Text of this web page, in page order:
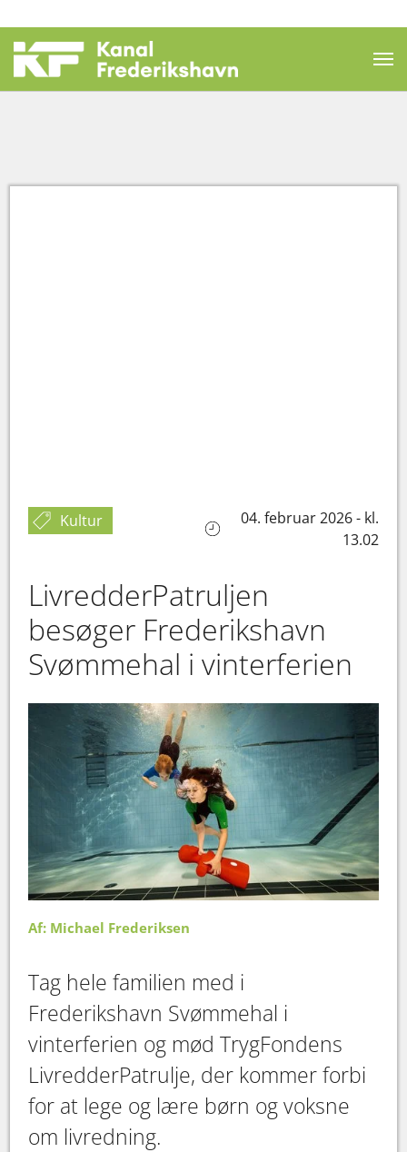
Kultur
04. februar 2026 - kl.
13.02
LivredderPatruljen
besøger Frederikshavn
Svømmehal i vinterferien
Af: Michael Frederiksen
Tag hele familien med i
Frederikshavn Svømmehal i
vinterferien og mød TrygFondens
LivredderPatrulje, der kommer forbi
for at lege og lære børn og voksne
om livredning.